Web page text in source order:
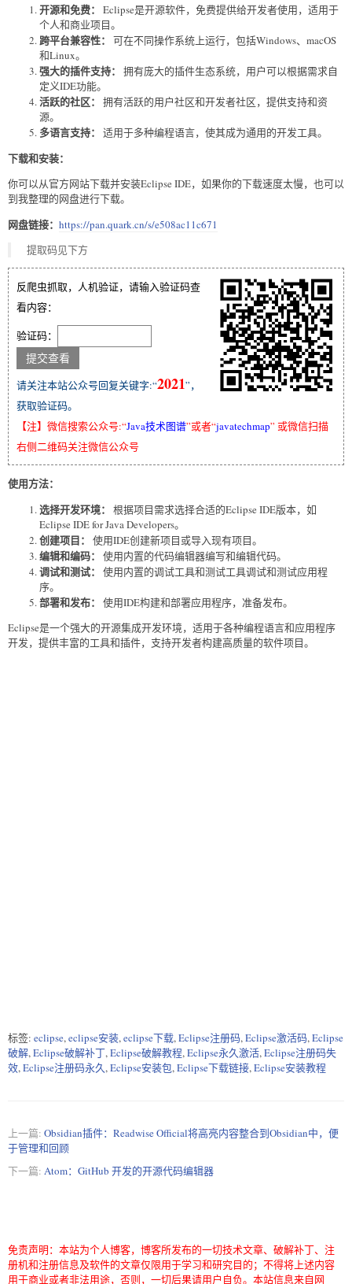
开源和免费：
Eclipse是开源软件，免费提供给开发者使用，适用于
个人和商业项目。
跨平台兼容性：
可在不同操作系统上运行，包括Windows、macOS
和Linux。
强大的插件支持：
拥有庞大的插件生态系统，用户可以根据需求自
定义IDE功能。
活跃的社区：
拥有活跃的用户社区和开发者社区，提供支持和资
源。
多语言支持： 适用于多种编程语言，使其成为通用的开发工具。
下载和安装：
你可以从官方网站下载并安装Eclipse IDE，如果你的下载速度太慢，也可以
到我整理的网盘进行下载。
网盘链接： https://pan.quark.cn/s/e508ac11c671
提取码见下方
反爬虫抓取，人机验证，请输入验证码查
看内容：
验证码：
请关注本站公众号回复关键字:“2021”，
获取验证码。
【注】微信搜索公众号:“Java技术图谱”或者“javatechmap” 或微信扫描
右侧二维码关注微信公众号
使用方法：
选择开发环境：
根据项目需求选择合适的Eclipse IDE版本，如
Eclipse IDE for Java Developers。
创建项目： 使用IDE创建新项目或导入现有项目。
编辑和编码： 使用内置的代码编辑器编写和编辑代码。
调试和测试：
使用内置的调试工具和测试工具调试和测试应用程
序。
部署和发布：
使用IDE构建和部署应用程序，准备发布。
Eclipse是一个强大的开源集成开发环境，适用于各种编程语言和应用程序
开发，提供丰富的工具和插件，支持开发者构建高质量的软件项目。
标签: eclipse,eclipse安装,eclipse下载,Eclipse注册码,Eclipse激活码,Eclipse
破解,Eclipse破解补丁,Eclipse破解教程,Eclipse永久激活,Eclipse注册码失
效,Eclipse注册码永久,Eclipse安装包,Eclipse下载链接,Eclipse安装教程
上一篇: Obsidian插件：Readwise Official将高亮内容整合到Obsidian中，便
于管理和回顾
下一篇: Atom：GitHub 开发的开源代码编辑器
免责声明：本站为个人博客，博客所发布的一切技术文章、破解补丁、注
册机和注册信息及软件的文章仅限用于学习和研究目的；不得将上述内容
用于商业或者非法用途，否则，一切后果请用户自负。本站信息来自网